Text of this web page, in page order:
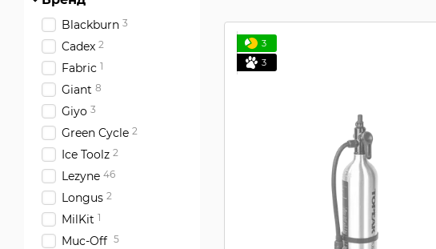
3
3
Blackburn 3
Cadex 2
Fabric 1
Giant 8
Giyo 3
Green Cycle 2
Ice Toolz 2
Lezyne 46
Longus 2
MilKit 1
Muc-Off 5